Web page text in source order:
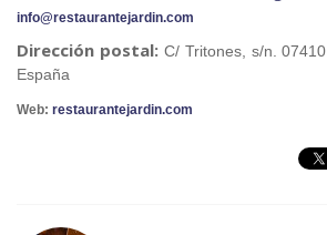
info@restaurantejardin.com
Dirección postal: C/ Tritones, s/n.07410
España
Web: restaurantejardin.com